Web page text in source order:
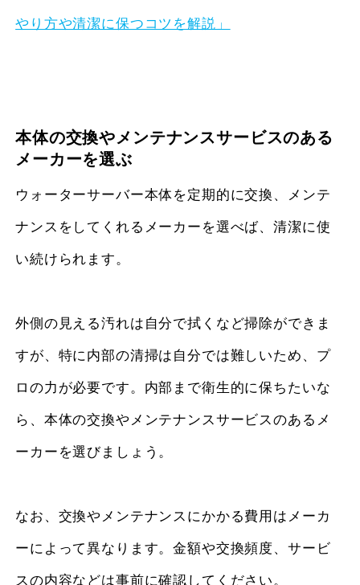
やり方や清潔に保つコツを解説」
本体の交換やメンテナンスサービスのある
メーカーを選ぶ
ウォーターサーバー本体を定期的に交換、メンテ
ナンスをしてくれるメーカーを選べば、清潔に使
い続けられます。
外側の見える汚れは自分で拭くなど掃除ができま
すが、特に内部の清掃は自分では難しいため、プ
ロの力が必要です。内部まで衛生的に保ちたいな
ら、本体の交換やメンテナンスサービスのあるメ
ーカーを選びましょう。
なお、交換やメンテナンスにかかる費用はメーカ
ーによって異なります。金額や交換頻度、サービ
スの内容などは事前に確認してください。